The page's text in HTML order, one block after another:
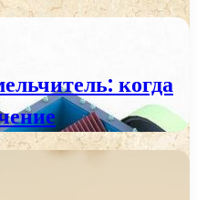
когда